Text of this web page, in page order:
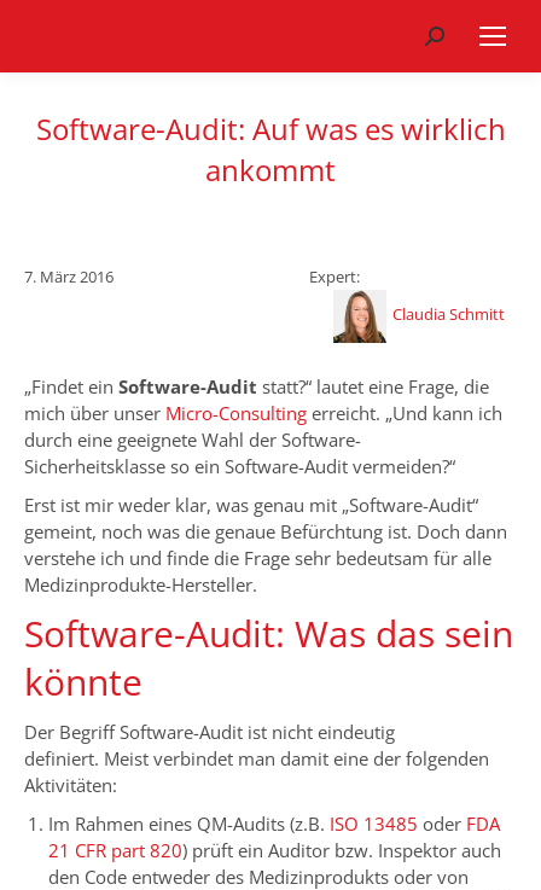
Search:
Software-Audit: Auf was es wirklich
ankommt
7. März 2016
Expert:
Claudia Schmitt
„Findet ein Software-Audit statt?“ lautet eine Frage, die
mich über unser Micro-Consulting erreicht. „Und kann ich
durch eine geeignete Wahl der Software-
Sicherheitsklasse so ein Software-Audit vermeiden?“
Erst ist mir weder klar, was genau mit „Software-Audit“
gemeint, noch was die genaue Befürchtung ist. Doch dann
verstehe ich und finde die Frage sehr bedeutsam für alle
Medizinprodukte-Hersteller.
Software-Audit: Was das sein
könnte
Der Begriff Software-Audit ist nicht eindeutig
definiert. Meist verbindet man damit eine der folgenden
Aktivitäten:
Im Rahmen eines QM-Audits (z.B. ISO 13485 oder FDA
21 CFR part 820) prüft ein Auditor bzw. Inspektor auch
den Code entweder des Medizinprodukts oder von